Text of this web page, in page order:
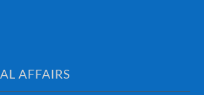
AFFAIRS